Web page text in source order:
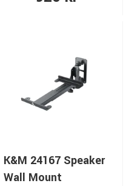
K&M 24167 Speaker
Wall Mount